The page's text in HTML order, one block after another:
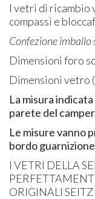
I vetri di ricambio
compassi e
Confezione imballo
Dimensioni foro
Dimensioni vetro
La misura
parete del
Le misure vanno
bordo
I VETRI DELLA
ORIGINALI SEITZ